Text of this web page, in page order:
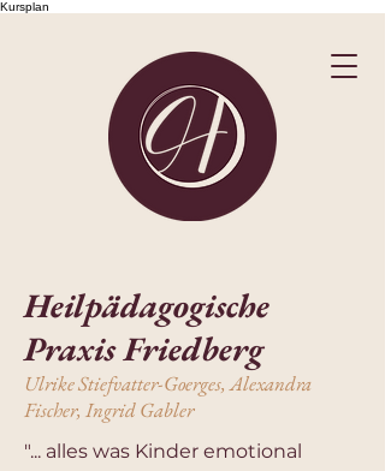
Kursplan
Heilpädagogische
Praxis Friedberg
Ulrike Stiefvatter-Goerges, Alexandra
Fischer, Ingrid Gabler
"... alles was Kinder emotional